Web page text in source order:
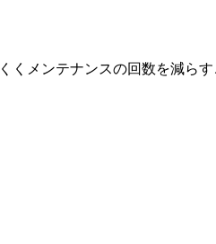
メンテナンスの回数を減らす